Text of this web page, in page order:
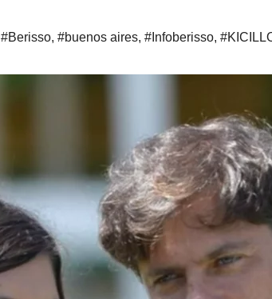
#Berisso, #buenos aires, #Infoberisso,